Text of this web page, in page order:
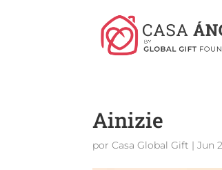
Ainizie
porCasa Global Gift |Jun